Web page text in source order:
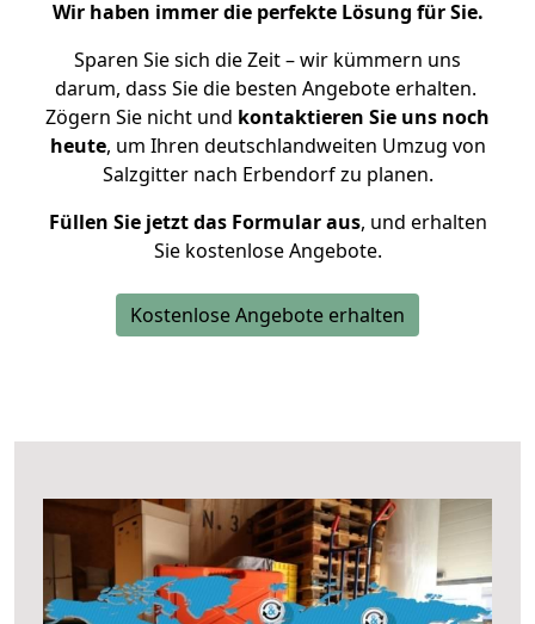
Wir haben immer die perfekte Lösung für Sie.
Sparen Sie sich die Zeit – wir kümmern uns
darum, dass Sie die besten Angebote erhalten.
Zögern Sie nicht und kontaktieren Sie uns noch
heute, um Ihren deutschlandweiten Umzug von
Salzgitter nach Erbendorf zu planen.
Füllen Sie jetzt das Formular aus, und erhalten
Sie kostenlose Angebote.
Kostenlose Angebote erhalten